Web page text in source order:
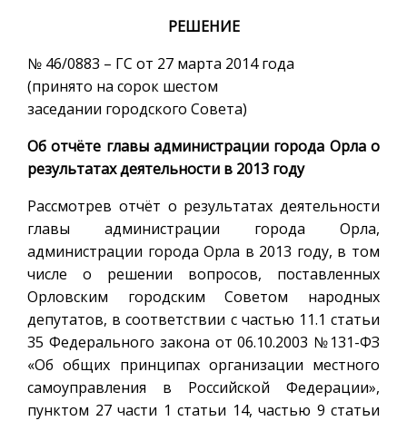
РЕШЕНИЕ
№ 46/0883 – ГС от 27 марта 2014 года
(принято на сорок шестом
заседании городского Совета)
Об отчёте главы администрации города Орла о
результатах деятельности в 2013 году
Рассмотрев отчёт о результатах деятельности
главы администрации города Орла,
администрации города Орла в 2013 году, в том
числе о решении вопросов, поставленных
Орловским городским Советом народных
депутатов, в соответствии с частью 11.1 статьи
35 Федерального закона от 06.10.2003 №131-ФЗ
«Об общих принципах организации местного
самоуправления в Российской Федерации»,
пунктом 27 части 1 статьи 14, частью 9 статьи